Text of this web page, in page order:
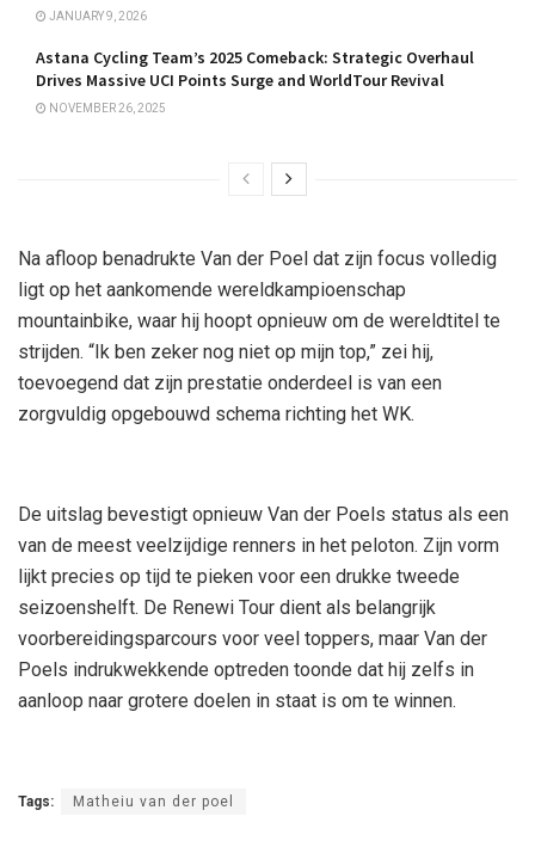
JANUARY 9, 2026
Astana Cycling Team’s 2025 Comeback: Strategic Overhaul
Drives Massive UCI Points Surge and WorldTour Revival
NOVEMBER 26, 2025
Na afloop benadrukte Van der Poel dat zijn focus volledig
ligt op het aankomende wereldkampioenschap
mountainbike, waar hij hoopt opnieuw om de wereldtitel te
strijden. “Ik ben zeker nog niet op mijn top,” zei hij,
toevoegend dat zijn prestatie onderdeel is van een
zorgvuldig opgebouwd schema richting het WK.
De uitslag bevestigt opnieuw Van der Poels status als een
van de meest veelzijdige renners in het peloton. Zijn vorm
lijkt precies op tijd te pieken voor een drukke tweede
seizoenshelft. De Renewi Tour dient als belangrijk
voorbereidingsparcours voor veel toppers, maar Van der
Poels indrukwekkende optreden toonde dat hij zelfs in
aanloop naar grotere doelen in staat is om te winnen.
Tags: Matheiu van der poel